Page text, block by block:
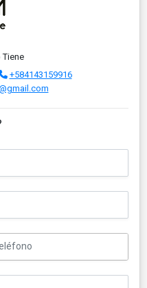
Tiene
+584143159916